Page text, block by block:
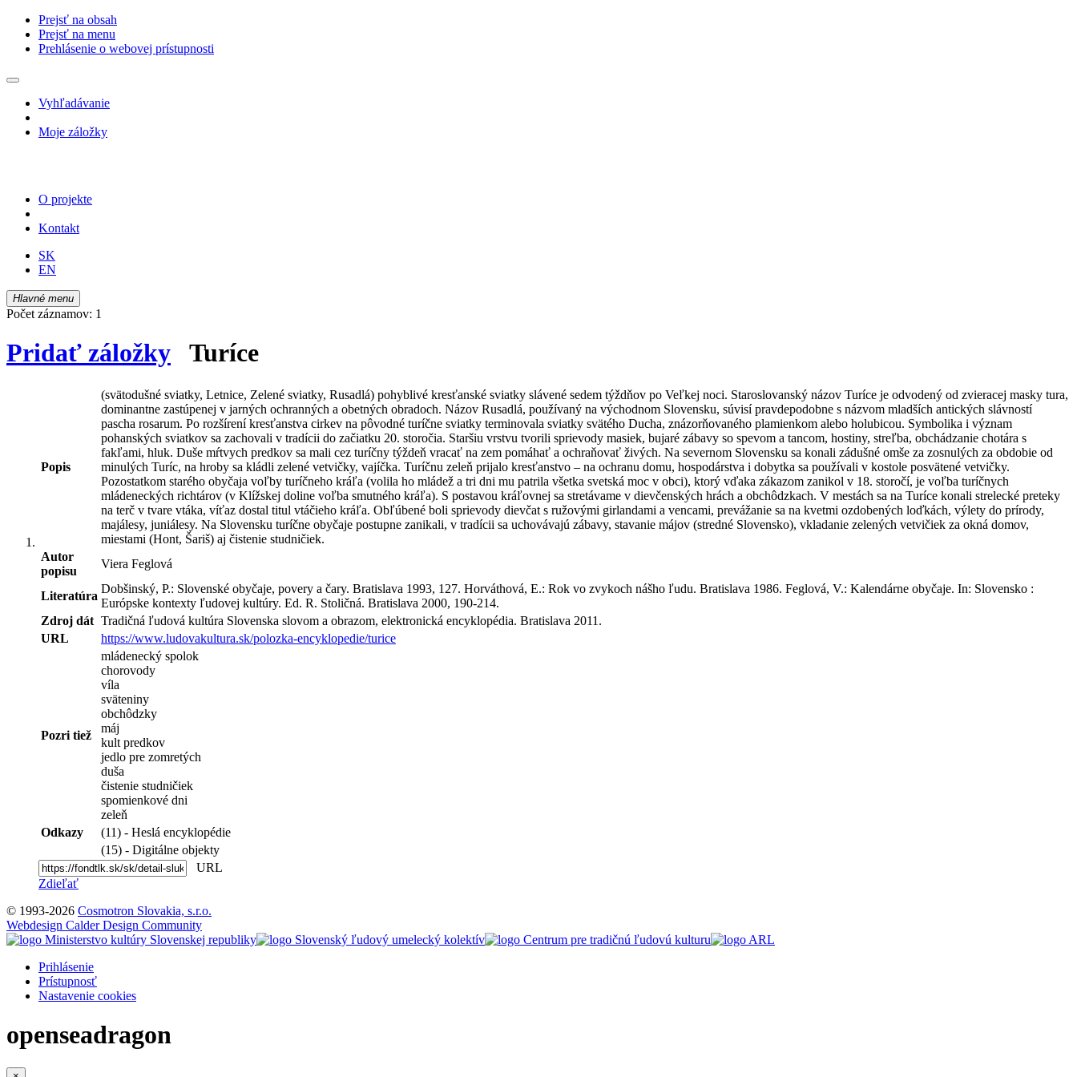
Prejsť na obsah
Prejsť na menu
Prehlásenie o webovej prístupnosti
Vyhľadávanie
Moje záložky
O projekte
Kontakt
SK
EN
Hlavné menu
Počet záznamov: 1
Pridať záložky Turíce
Popis
(svätodušné sviatky, Letnice, Zelené sviatky, Rusadlá) pohyblivé kresťanské sviatky slávené sedem týždňov po Veľkej noci. Staroslovanský názov Turíce je odvodený od zvieracej masky tura,
dominantne zastúpenej v jarných ochranných a obetných obradoch. Názov Rusadlá, používaný na východnom Slovensku, súvisí pravdepodobne s názvom mladších antických slávností
pascha rosarum. Po rozšírení kresťanstva cirkev na pôvodné turíčne sviatky terminovala sviatky svätého Ducha, znázorňovaného plamienkom alebo holubicou. Symbolika i význam
pohanských sviatkov sa zachovali v tradícii do začiatku 20. storočia. Staršiu vrstvu tvorili sprievody masiek, bujaré zábavy so spevom a tancom, hostiny, streľba, obchádzanie chotára s
fakľami, hluk. Duše mŕtvych predkov sa mali cez turíčny týždeň vracať na zem pomáhať a ochraňovať živých. Na severnom Slovensku sa konali zádušné omše za zosnulých za obdobie od
minulých Turíc, na hroby sa kládli zelené vetvičky, vajíčka. Turíčnu zeleň prijalo kresťanstvo – na ochranu domu, hospodárstva i dobytka sa používali v kostole posvätené vetvičky.
Pozostatkom starého obyčaja voľby turíčneho kráľa (volila ho mládež a tri dni mu patrila všetka svetská moc v obci), ktorý vďaka zákazom zanikol v 18. storočí, je voľba turíčnych
mládeneckých richtárov (v Klížskej doline voľba smutného kráľa). S postavou kráľovnej sa stretávame v dievčenských hrách a obchôdzkach. V mestách sa na Turíce konali strelecké preteky
na terč v tvare vtáka, víťaz dostal titul vtáčieho kráľa. Obľúbené boli sprievody dievčat s ružovými girlandami a vencami, prevážanie sa na kvetmi ozdobených loďkách, výlety do prírody,
majálesy, juniálesy. Na Slovensku turíčne obyčaje postupne zanikali, v tradícii sa uchovávajú zábavy, stavanie májov (stredné Slovensko), vkladanie zelených vetvičiek za okná domov,
miestami (Hont, Šariš) aj čistenie studničiek.
Autor
popisu
Viera Feglová
Literatúra
Dobšinský, P.: Slovenské obyčaje, povery a čary. Bratislava 1993, 127. Horváthová, E.: Rok vo zvykoch nášho ľudu. Bratislava 1986. Feglová, V.: Kalendárne obyčaje. In: Slovensko :
Európske kontexty ľudovej kultúry. Ed. R. Stoličná. Bratislava 2000, 190-214.
Zdroj dát Tradičná ľudová kultúra Slovenska slovom a obrazom, elektronická encyklopédia. Bratislava 2011.
URL
https://www.ludovakultura.sk/polozka-encyklopedie/turice
Pozri tiež
mládenecký spolok
chorovody
víla
sväteniny
obchôdzky
máj
kult predkov
jedlo pre zomretých
duša
čistenie studničiek
spomienkové dni
zeleň
Odkazy
(11) - Heslá encyklopédie
(15) - Digitálne objekty
URL
Zdieľať
© 1993-2026 Cosmotron Slovakia, s.r.o.
Webdesign Calder Design Community
Prihlásenie
Prístupnosť
Nastavenie cookies
openseadragon